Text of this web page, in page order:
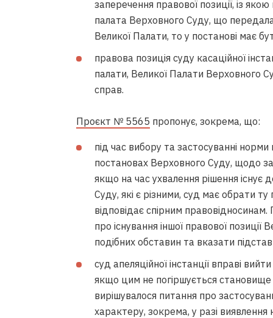
заперечення правової позиції, із
палата Верховного Суду, що
Великої Палати, то у постанові має
правова позиція суду касаційної
палати, Великої Палати Верховного
справ.
Проєкт № 5565 пропонує, зокрема, що:
під час вибору та застосуванні
постановах Верховного Суду, щодо
якщо на час ухвалення рішення існує
Суду, які є різними, суд має обрати
відповідає спірним
про існування іншої правової
подібних обставин та вказати
суд апеляційної інстанції вправі
якщо цим не погіршується
вирішувалося питання про
характеру, зокрема, у разі виявлення